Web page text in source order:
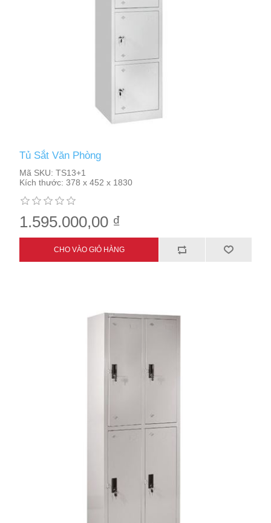
Tủ Sắt Văn Phòng
Mã SKU: TS13+1
Kích thước: 378 x 452 x 1830
1.595.000,00 ₫